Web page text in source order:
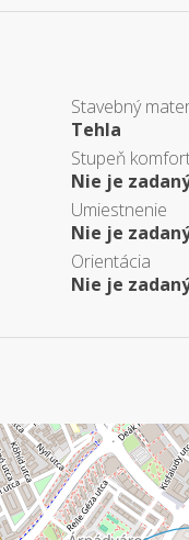
Stavebný
Tehla
Stupeň
Nie je
Umiestnenie
Nie je
Orientácia
Nie je